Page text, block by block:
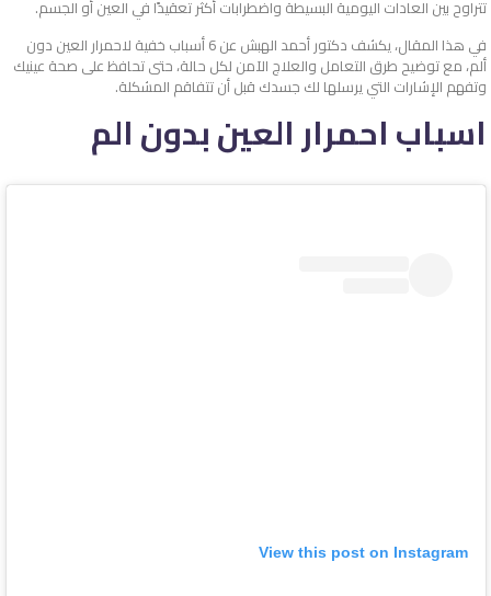
تتراوح بين العادات اليومية البسيطة واضطرابات أكثر تعقيدًا في العين أو الجسم.
في هذا المقال، يكشف دكتور أحمد الهبش عن 6 أسباب خفية لاحمرار العين دون
ألم، مع توضيح طرق التعامل والعلاج الآمن لكل حالة، حتى تحافظ على صحة عينيك
وتفهم الإشارات التي يرسلها لك جسدك قبل أن تتفاقم المشكلة.
اسباب احمرار العين بدون الم
View this post on Instagram